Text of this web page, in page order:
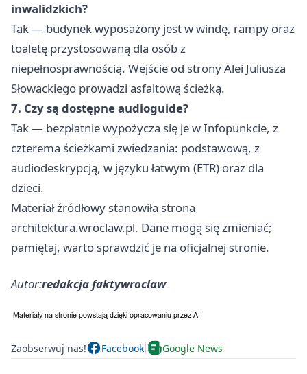
inwalidzkich?
Tak — budynek wyposażony jest w windę, rampy oraz
toaletę przystosowaną dla osób z
niepełnosprawnością. Wejście od strony Alei Juliusza
Słowackiego prowadzi asfaltową ścieżką.
7. Czy są dostępne audioguide?
Tak — bezpłatnie wypożycza się je w Infopunkcie, z
czterema ścieżkami zwiedzania: podstawową, z
audiodeskrypcją, w języku łatwym (ETR) oraz dla
dzieci.
Materiał źródłowy stanowiła strona
architektura.wroclaw.pl. Dane mogą się zmieniać;
pamiętaj, warto sprawdzić je na oficjalnej stronie.
Autor:redakcja faktywroclaw
Zaobserwuj nas! Facebook Google News